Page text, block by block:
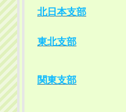
北日本支部
東北支部
関東支部